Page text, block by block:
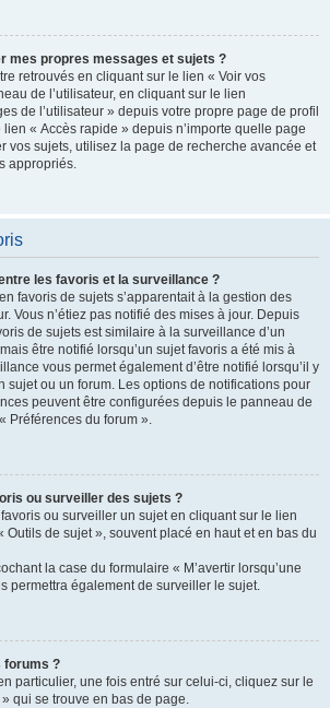
mes propres messages et sujets ?
retrouvés en cliquant sur le lien « Voir vos
de l’utilisateur, en cliquant sur le lien
de l’utilisateur » depuis votre propre page de profil
« Accès rapide » depuis n’importe quelle page
vos sujets, utilisez la page de recherche avancée et
appropriés.
les favoris et la surveillance ?
favoris de sujets s’apparentait à la gestion des
Vous n’étiez pas notifié des mises à jour. Depuis
de sujets est similaire à la surveillance d’un
être notifié lorsqu’un sujet favoris a été mis à
vous permet également d’être notifié lorsqu’il y
sujet ou un forum. Les options de notifications pour
peuvent être configurées depuis le panneau de
Préférences du forum ».
ou surveiller des sujets ?
ou surveiller un sujet en cliquant sur le lien
Outils de sujet », souvent placé en haut et en bas du
la case du formulaire « M’avertir lorsqu’une
permettra également de surveiller le sujet.
forums ?
particulier, une fois entré sur celui-ci, cliquez sur le
qui se trouve en bas de page.